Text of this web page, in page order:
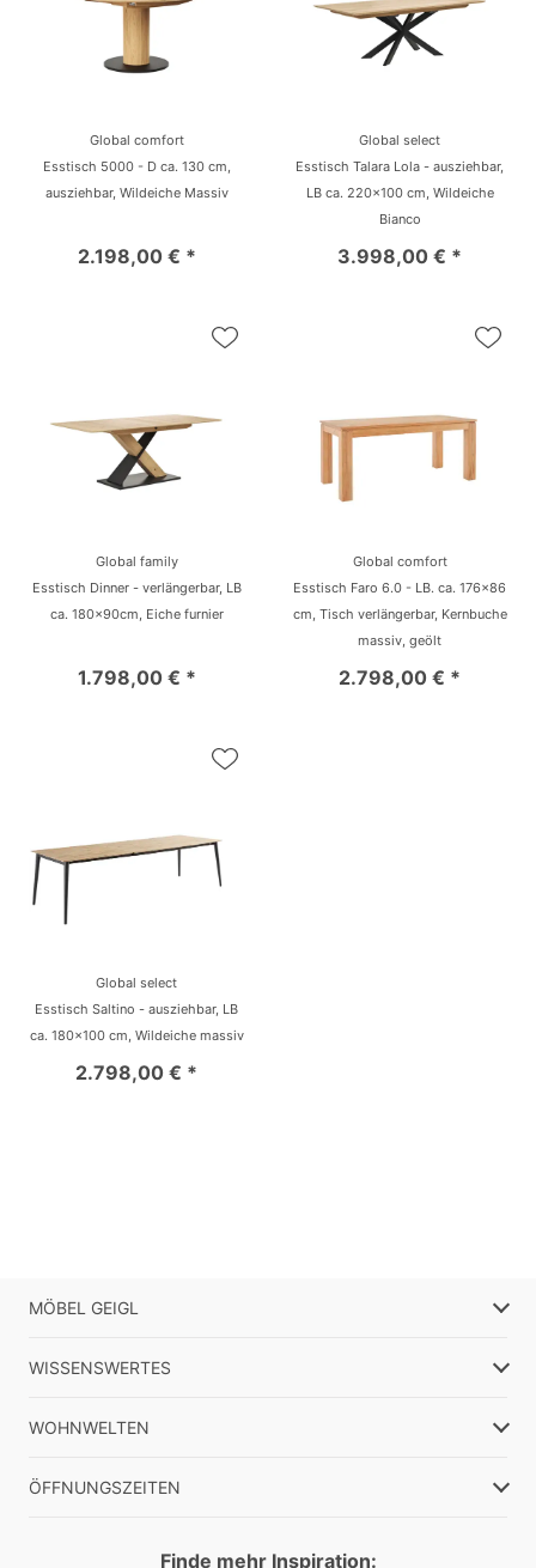
Global comfort
Esstisch 5000 - D ca. 130 cm,
ausziehbar, Wildeiche Massiv
2.198,00 € *
Global select
Esstisch Talara Lola - ausziehbar,
LB ca. 220x100 cm, Wildeiche
Bianco
3.998,00 € *
Global family
Esstisch Dinner - verlängerbar, LB
ca. 180x90cm, Eiche furnier
1.798,00 € *
Global comfort
Esstisch Faro 6.0 - LB. ca. 176x86
cm, Tisch verlängerbar, Kernbuche
massiv, geölt
2.798,00 € *
Global select
Esstisch Saltino - ausziehbar, LB
ca. 180x100 cm, Wildeiche massiv
2.798,00 € *
MÖBEL GEIGL
WISSENSWERTES
WOHNWELTEN
ÖFFNUNGSZEITEN
Finde mehr Inspiration: